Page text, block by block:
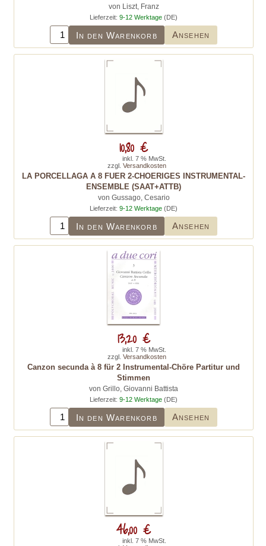
von Liszt, Franz
Lieferzeit: 9-12 Werktage (DE)
In den Warenkorb Ansehen
LA PORCELLAGA A 8 FUER 2-CHOERIGES INSTRUMENTAL-
ENSEMBLE (SAAT+ATTB)
von Gussago, Cesario
Lieferzeit: 9-12 Werktage (DE)
In den Warenkorb Ansehen
10,80 €
inkl. 7 % MwSt.
zzgl. Versandkosten
Canzon secunda à 8 für 2 Instrumental-Chöre Partitur und
Stimmen
von Grillo, Giovanni Battista
Lieferzeit: 9-12 Werktage (DE)
In den Warenkorb Ansehen
13,20 €
inkl. 7 % MwSt.
zzgl. Versandkosten
46,00 €
inkl. 7 % MwSt.